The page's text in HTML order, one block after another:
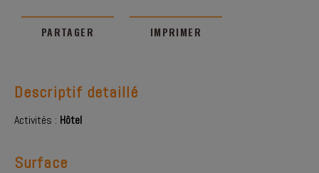
PARTAGER IMPRIMER
Descriptif detaillé
Activités : Hôtel
Surface